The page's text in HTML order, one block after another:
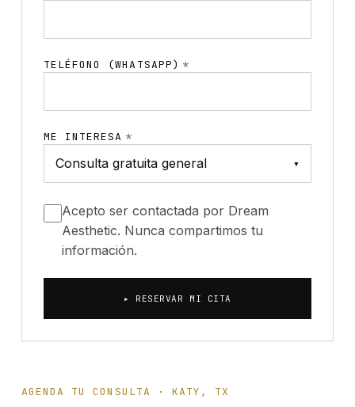
AGENDA TU CONSULTA · KATY, TX
TELÉFONO (WHATSAPP) *
ME INTERESA *
▾
Acepto ser contactada por Dream
Aesthetic. Nunca compartimos tu
información.
▸ RESERVAR MI CITA